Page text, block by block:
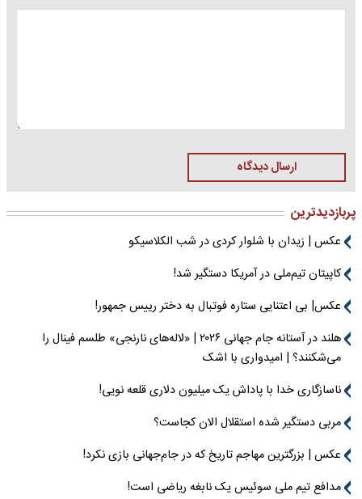
ارسال دیدگاه
پربازدیدترین
عکس | زیدان با شلوار کردی در شب الکلاسیکو
کاپیتان تیم‌ملی در آمریکا دستگیر شد!
عکس| بی اعتنایی ستاره فوتبال به دختر رییس جمهور!
هلند در آستانه جام جهانی ۲۰۲۶ | «لاله‌های نارنجی» طلسم فینال را
می‌شکنند؟ | امیدواری با اشک
ناسازگاری خدا با پاداش یک میلیون دلاری قلعه نویی!
مربی دستگیر شده استقلال الان کجاست؟
عکس | بزرگترین مهاجم تاریخ که در جام‌جهانی بازی نکرد!
مدافع تیم ملی سوئیس یک نابغه ریاضی است!